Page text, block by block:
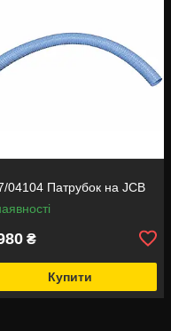
04104 Патрубок на JCB
₴
Купити